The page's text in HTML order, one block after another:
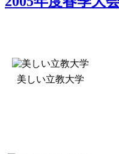
美しい立教大学